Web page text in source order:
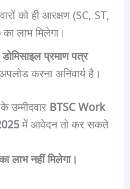
को ही आरक्षण (SC, ST,
लाभ मिलेगा।
डोमिसाइल प्रमाण पत्र
करना अनिवार्य है।
उम्मीदवार BTSC Work
में आवेदन तो कर सकते
लाभ नहीं मिलेगा।